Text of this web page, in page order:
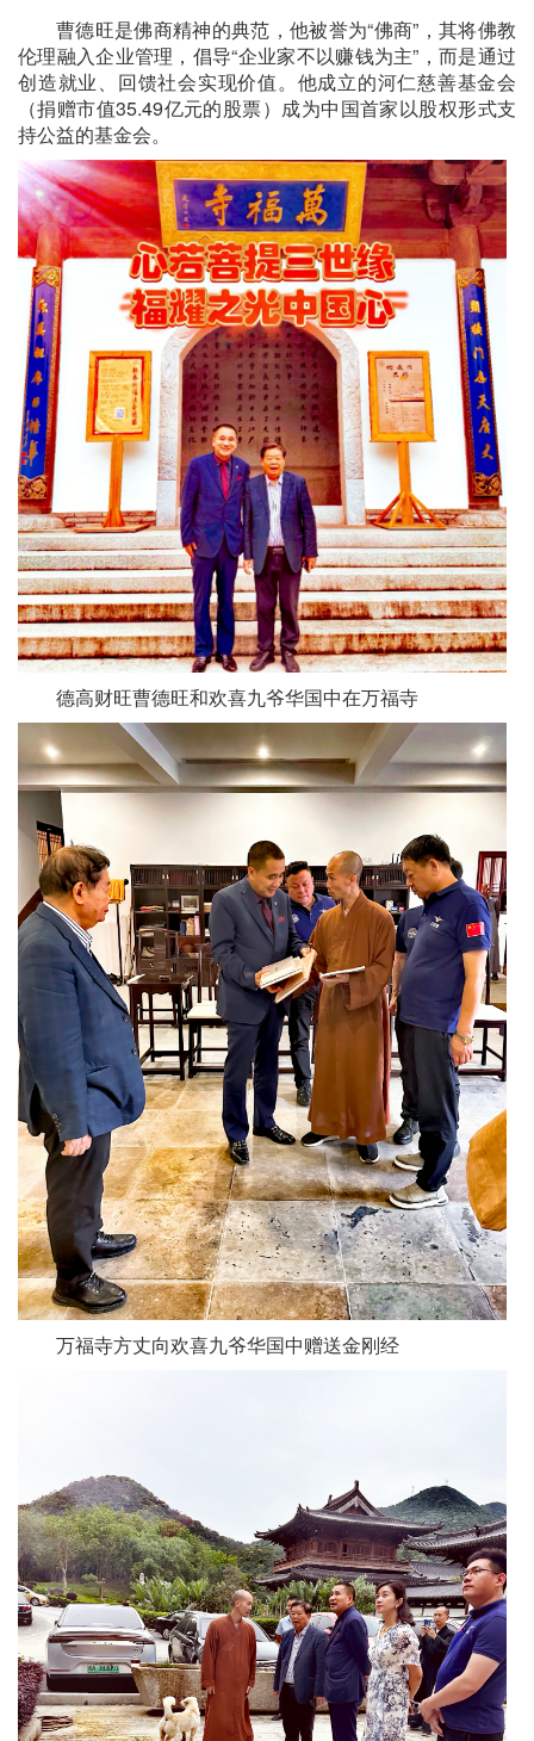
曹德旺是佛商精神的典范，他被誉为“佛商”，其将佛教
伦理融入企业管理，倡导“企业家不以赚钱为主”，而是通过
创造就业、回馈社会实现价值。他成立的河仁慈善基金会
（捐赠市值35.49亿元的股票）成为中国首家以股权形式支
持公益的基金会。
德高财旺曹德旺和欢喜九爷华国中在万福寺
万福寺方丈向欢喜九爷华国中赠送金刚经